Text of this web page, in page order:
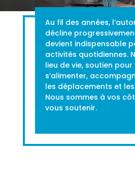
Au fil des années,
décline
devient indispensable
activités quotidiennes.
lieu de vie, soutien
s’alimenter,
les déplacements et
Nous sommes à vos
vous soutenir.